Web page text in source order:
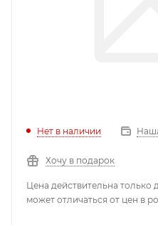
Нет в наличии
Хочу в подарок
Цена действительна только
может отличаться от цен в